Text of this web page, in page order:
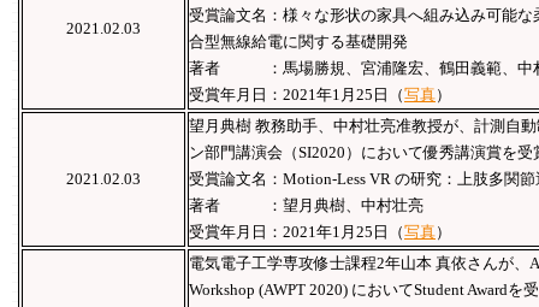
2021.02.03
受賞論文名：様々な形状の家具へ組み込み可能
合型無線給電に関する基礎開発
著者 ：馬場勝規、宮浦隆宏、鶴田義範、中
受賞年月日：2021年1月25日（写真）
2021.02.03
望月典樹 教務助手、中村壮亮准教授が、計測自
ン部門講演会（SI2020）において優秀講演賞を受
受賞論文名：Motion-Less VR の研究：上肢多関
著者 ：望月典樹、中村壮亮
受賞年月日：2021年1月25日（写真）
電気電子工学専攻修士課程2年山本 真依さんが、
Workshop (AWPT 2020) においてStudent Awardを